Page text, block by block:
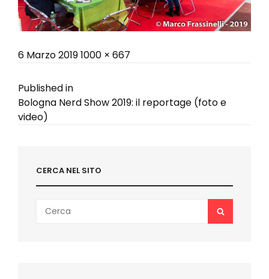
Posted
6 Marzo 2019Full
1000 × 667
Navigazione
articoli
Published in
Bologna Nerd Show 2019: il reportage (foto e
video)
CERCA NEL SITO
Search
for:
SEARCH